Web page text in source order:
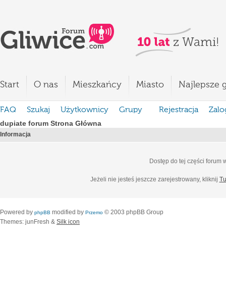
Start O nas Mieszkańcy Miasto Najlepsze
FAQ Szukaj Użytkownicy Grupy Rejestracja
dupiate forum Strona Główna
Informacja
Dostęp do tej części forum
Jeżeli nie jesteś jeszcze zarejestrowany, kliknij
Powered by phpBB modified by Przemo © 2003 phpBB Group
Themes: junFresh & Silk icon